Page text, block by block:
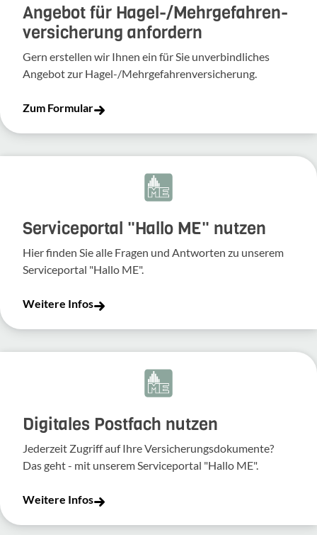
Angebot für Hagel-­/Mehrgefahren­
versicherung anfordern
Gern erstellen wir Ihnen ein für Sie unverbindliches
Angebot zur Hagel-/Mehrgefahrenversicherung.
Zum Formular
Serviceportal "Hallo ME" nutzen
Hier finden Sie alle Fragen und Antworten zu unserem
Serviceportal "Hallo ME".
Weitere Infos
Digitales Postfach nutzen
Jederzeit Zugriff auf Ihre Versicherungsdokumente?
Das geht - mit unserem Serviceportal "Hallo ME".
Weitere Infos